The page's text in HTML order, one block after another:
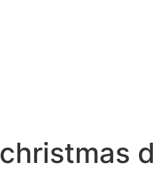
christmas